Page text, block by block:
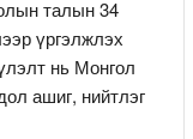
талын 34
үргэлжлэх
нь Монгол
ашиг, нийтлэг